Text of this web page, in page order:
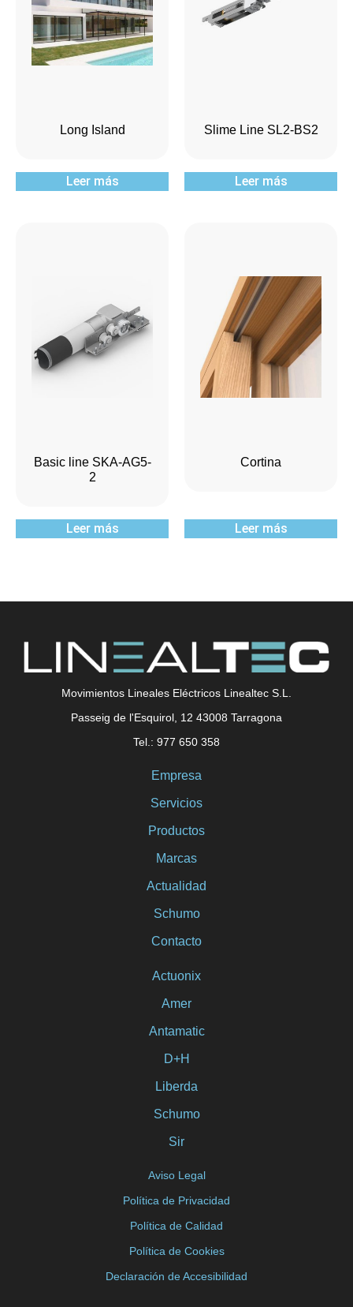
Long Island
Leer más
Slime Line SL2-BS2
Leer más
Basic line SKA-AG5-
2
Leer más
Cortina
Leer más
Movimientos Lineales Eléctricos Linealtec S.L.
Passeig de l'Esquirol, 12 43008 Tarragona
Tel.: 977 650 358
Empresa
Servicios
Productos
Marcas
Actualidad
Schumo
Contacto
Actuonix
Amer
Antamatic
D+H
Liberda
Schumo
Sir
Aviso Legal
Política de Privacidad
Política de Calidad
Política de Cookies
Declaración de Accesibilidad